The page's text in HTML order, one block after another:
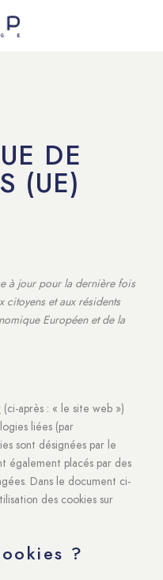
DE
(UE)
à jour pour la dernière fois
citoyens et aux résidents
Européen et de la
(ci-après : « le site web »)
liées (par
sont désignées par le
également placés par des
Dans le document ci-
des cookies sur
?